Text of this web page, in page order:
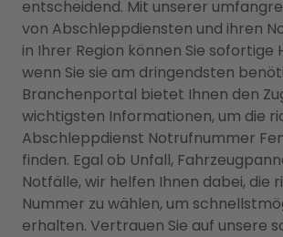
entscheidend. Mit unserer
von Abschleppdiensten und ihren
in Ihrer Region können Sie sofortige
wenn Sie sie am dringendsten
Branchenportal bietet Ihnen den
wichtigsten Informationen, um die
Abschleppdienst Notrufnummer
finden. Egal ob Unfall,
Notfälle, wir helfen Ihnen dabei, die
Nummer zu wählen, um
erhalten. Vertrauen Sie auf unsere